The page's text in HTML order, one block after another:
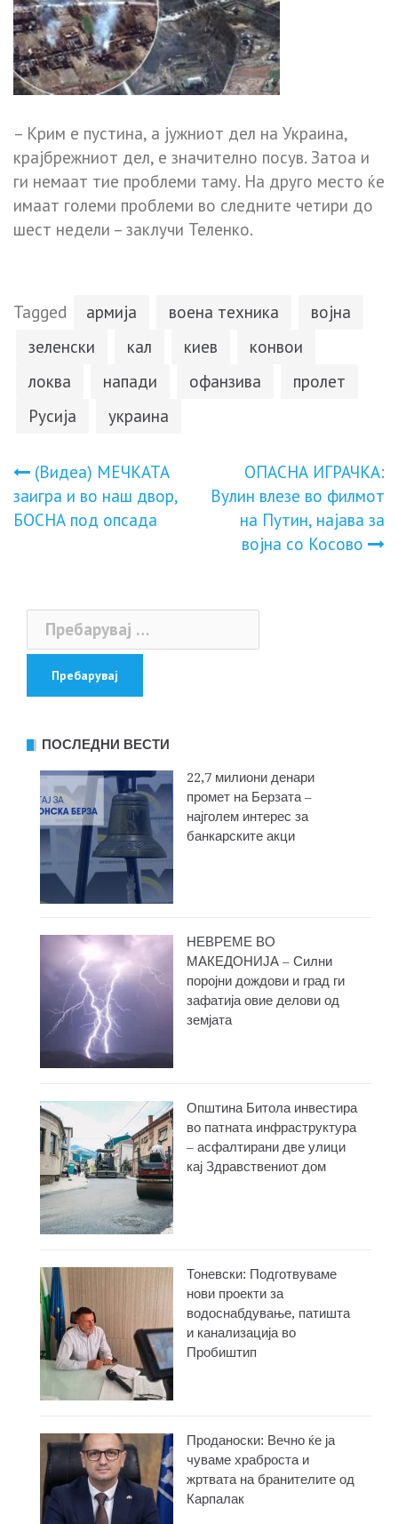
– Крим е пустина, а јужниот дел на Украина,
крајбрежниот дел, е значително посув. Затоа и
ги немаат тие проблеми таму. На друго место ќе
имаат големи проблеми во следните четири до
шест недели – заклучи Теленко.
Tagged армија воена техника
војна
зеленски
кал киев
конвои
локва
напади офанзива
пролет
Русија
украина
Навигација
на
(Видеа) МЕЧКАТА
заигра и во наш двор,
БОСНА под опсада
ОПАСНА ИГРАЧКА:
Вулин влезе во филмот
на Путин, најава за
војна со Косово
Пребарувај
за:
ПОСЛЕДНИ ВЕСТИ
22,7 милиони денари
промет на Берзата –
најголем интерес за
банкарските акци
НЕВРЕМЕ ВО
МАКЕДОНИЈА – Силни
поројни дождови и град ги
зафатија овие делови од
земјата
Општина Битола инвестира
во патната инфраструктура
– асфалтирани две улици
кај Здравствениот дом
Тоневски: Подготвуваме
нови проекти за
водоснабдување, патишта
и канализација во
Пробиштип
Проданоски: Вечно ќе ја
чуваме храброста и
жртвата на бранителите од
Карпалак